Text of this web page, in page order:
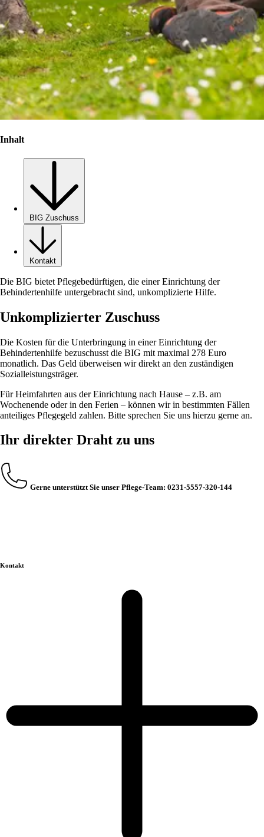
Inhalt
BIG Zuschuss
Kontakt
Die BIG bietet Pflegebedürftigen, die einer Einrichtung der
Behindertenhilfe untergebracht sind, unkomplizierte Hilfe.
Unkomplizierter Zuschuss
Die Kosten für die Unterbringung in einer Einrichtung der
Behindertenhilfe bezuschusst die BIG mit maximal 278 Euro
monatlich. Das Geld überweisen wir direkt an den zuständigen
Sozialleistungsträger.
Für Heimfahrten aus der Einrichtung nach Hause – z.B. am
Wochenende oder in den Ferien – können wir in bestimmten Fällen
anteiliges Pflegegeld zahlen. Bitte sprechen Sie uns hierzu gerne an.
Ihr direkter Draht zu uns
Gerne unterstützt Sie unser Pflege-Team: 0231-5557-320-144
Kontakt